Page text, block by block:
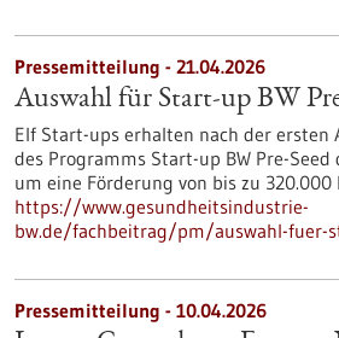
Pressemitteilung - 21.04.2026
Auswahl für Start-up BW
Elf Start-ups erhalten nach der ersten
des Programms Start-up BW Pre-
um eine Förderung von bis zu 320.000
https://www.gesundheitsindustrie-
bw.de/fachbeitrag/pm/auswahl-fuer-
Pressemitteilung - 10.04.2026